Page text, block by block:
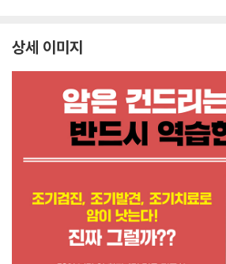
상세 이미지